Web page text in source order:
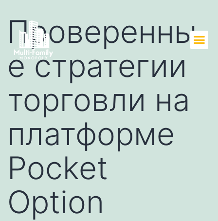
Проверенны
е стратегии
торговли на
платформе
Pocket
Option